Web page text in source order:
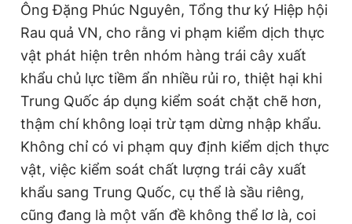
e
m
Ông Đặng Phúc Nguyên, Tổng thư ký Hiệp hội
Rau quả VN, cho rằng vi phạm kiểm dịch thực
vật phát hiện trên nhóm hàng trái cây xuất
khẩu chủ lực tiềm ẩn nhiều rủi ro, thiệt hại khi
Trung Quốc áp dụng kiểm soát chặt chẽ hơn,
thậm chí không loại trừ tạm dừng nhập khẩu.
Không chỉ có vi phạm quy định kiểm dịch thực
vật, việc kiểm soát chất lượng trái cây xuất
khẩu sang Trung Quốc, cụ thể là sầu riêng,
cũng đang là một vấn đề không thể lơ là, coi